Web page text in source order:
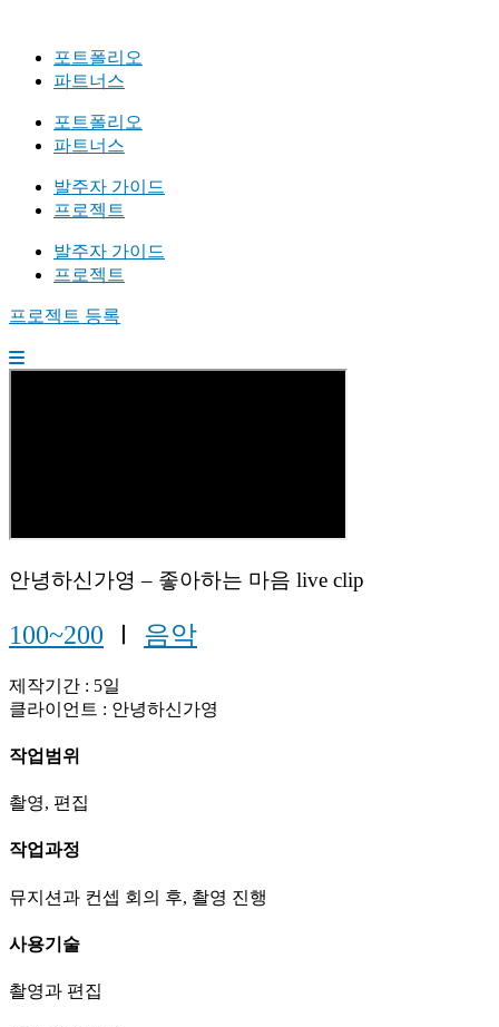
포트폴리오
파트너스
포트폴리오
파트너스
발주자 가이드
프로젝트
발주자 가이드
프로젝트
프로젝트 등록
안녕하신가영 – 좋아하는 마음 live clip
100~200 Ⅰ 음악
제작기간 : 5일
클라이언트 : 안녕하신가영
작업범위
촬영, 편집
작업과정
뮤지션과 컨셉 회의 후, 촬영 진행
사용기술
촬영과 편집